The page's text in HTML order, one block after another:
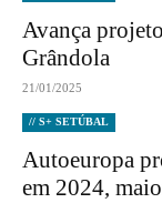
Avança
Grândola
21/01/2025
// S+ SETÚBAL
Autoeuropa
em 2024,